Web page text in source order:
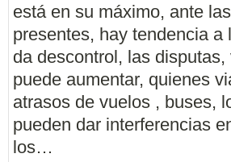
está en su máximo, ante
presentes, hay tendencia
da descontrol, las
puede aumentar, quienes
atrasos de vuelos , buses,
pueden dar interferencias
los…